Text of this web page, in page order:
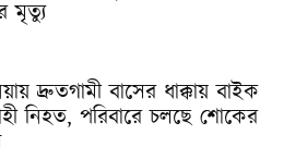
মৃত্যু
দ্রুতগামী বাসের ধাক্কায় বাইক
নিহত, পরিবারে চলছে শোকের